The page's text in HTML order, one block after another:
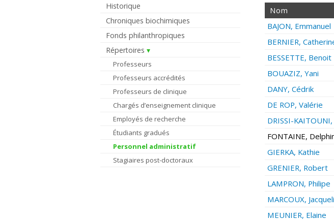
Historique
Chroniques biochimiques
Fonds philanthropiques
Répertoires
Professeurs
Professeurs accrédités
Professeurs de clinique
Chargés d’enseignement clinique
Employés de recherche
Étudiants gradués
Personnel administratif
Stagiaires post-doctoraux
Nom
BAJON, Emmanuel
BERNIER,
BESSETTE, Benoit
BOUAZIZ, Yani
DANY, Cédrik
DE ROP, Valérie
DRISSI-
FONTAINE,
GIERKA, Kathie
GRENIER, Robert
LAMPRON, Philipe
MARCOUX,
MEUNIER, Elaine